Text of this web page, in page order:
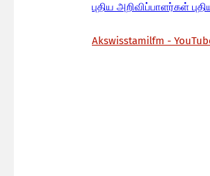
புதிய அறிவிப்பாளர்கள்
Akswisstamilfm -